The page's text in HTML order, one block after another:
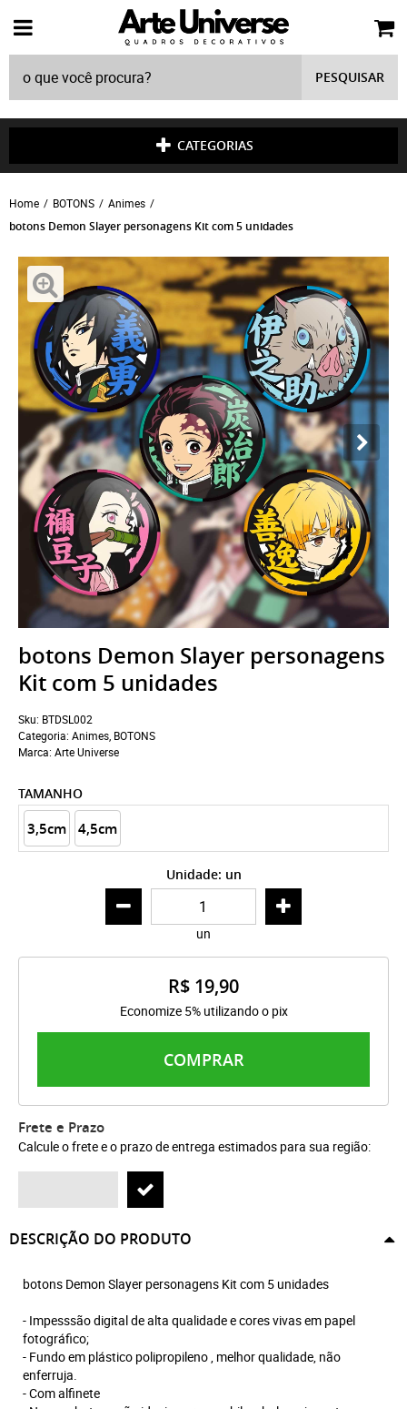
PESQUISAR
CATEGORIAS
Home BOTONS Animes
botons Demon Slayer personagens Kit com 5 unidades
botons Demon Slayer personagens
Kit com 5 unidades
Sku: BTDSL002
Categoria: Animes, BOTONS
Marca: Arte Universe
TAMANHO
3,5cm 4,5cm
Unidade: un
un
R$ 19,90
Economize 5% utilizando o pix
COMPRAR
Frete e Prazo
Calcule o frete e o prazo de entrega estimados para sua região:
DESCRIÇÃO DO PRODUTO
botons Demon Slayer personagens Kit com 5 unidades
- Impesssão digital de alta qualidade e cores vivas em papel
fotográfico;
- Fundo em plástico polipropileno , melhor qualidade, não
enferruja.
- Com alfinete